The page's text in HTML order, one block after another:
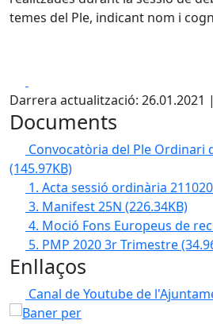
temes del Ple, indicant nom i
Darrera actualització: 26.01.2021
Documents
Convocatòria del Ple Ordinari
(145.97KB)
1. Acta sessió ordinària
3. Manifest 25N (226.34KB)
4. Moció Fons Europeus de
5. PMP 2020 3r Trimestre
Enllaços
Canal de Youtube de